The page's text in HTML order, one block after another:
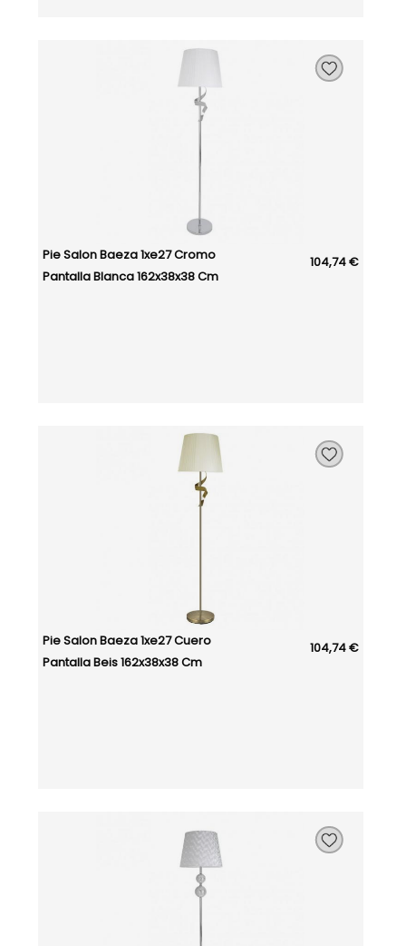
Pie Salon Baeza 1xe27 Cromo
Pantalla Blanca 162x38x38 Cm
104,74 €
Pie Salon Baeza 1xe27 Cuero
Pantalla Beis 162x38x38 Cm
104,74 €